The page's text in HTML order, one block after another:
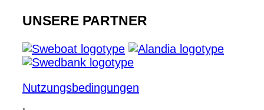
UNSERE PARTNER
Nutzungsbedingungen